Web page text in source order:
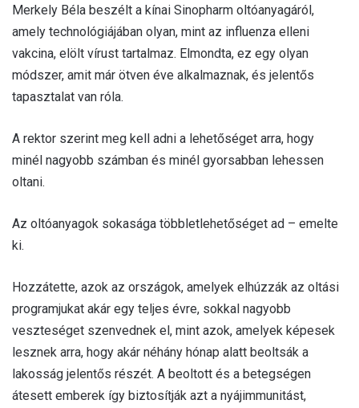
Merkely Béla beszélt a kínai Sinopharm oltóanyagáról,
amely technológiájában olyan, mint az influenza elleni
vakcina, elölt vírust tartalmaz. Elmondta, ez egy olyan
módszer, amit már ötven éve alkalmaznak, és jelentős
tapasztalat van róla.
A rektor szerint meg kell adni a lehetőséget arra, hogy
minél nagyobb számban és minél gyorsabban lehessen
oltani.
Az oltóanyagok sokasága többletlehetőséget ad – emelte
ki.
Hozzátette, azok az országok, amelyek elhúzzák az oltási
programjukat akár egy teljes évre, sokkal nagyobb
veszteséget szenvednek el, mint azok, amelyek képesek
lesznek arra, hogy akár néhány hónap alatt beoltsák a
lakosság jelentős részét. A beoltott és a betegségen
átesett emberek így biztosítják azt a nyájimmunitást,